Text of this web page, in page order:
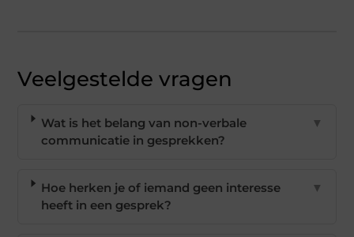
Veelgestelde vragen
Wat is het belang van non-verbale
communicatie in gesprekken?
▼
Hoe herken je of iemand geen interesse
heeft in een gesprek?
▼